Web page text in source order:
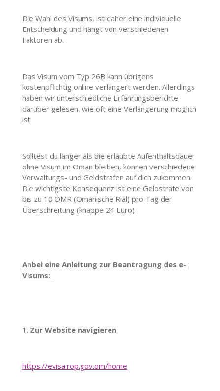
Die Wahl des Visums, ist daher eine individuelle
Entscheidung und hängt von verschiedenen
Faktoren ab.
Das Visum vom Typ 26B kann übrigens
kostenpflichtig online verlängert werden. Allerdings
haben wir unterschiedliche Erfahrungsberichte
darüber gelesen, wie oft eine Verlängerung möglich
ist.
Solltest du länger als die erlaubte Aufenthaltsdauer
ohne Visum im Oman bleiben, können verschiedene
Verwaltungs- und Geldstrafen auf dich zukommen.
Die wichtigste Konsequenz ist eine Geldstrafe von
bis zu 10 OMR (Omanische Rial) pro Tag der
Überschreitung (knappe 24 Euro)
Anbei eine Anleitung zur Beantragung des e-
Visums:
1. Zur Website navigieren
https://evisa.rop.gov.om/home